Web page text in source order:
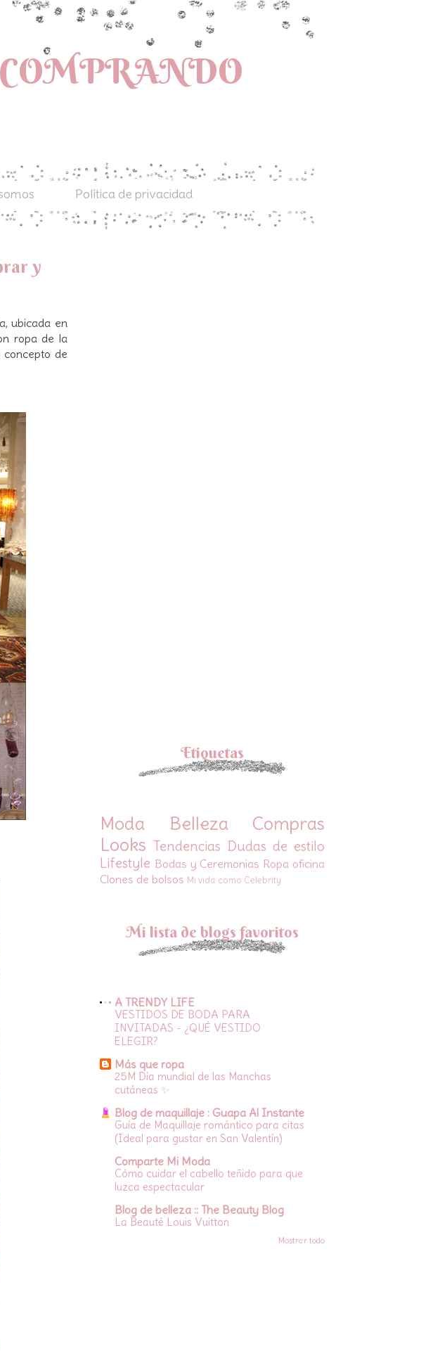
Política de privacidad
y
ubicada en
ropa de la
de
Etiquetas
Moda Belleza
Compras
Looks Tendencias Dudas de estilo
Lifestyle Bodas y Ceremonias Ropa oficina
Clones de bolsos Mi vida como Celebrity
Mi lista de blogs favoritos
A TRENDY LIFE
VESTIDOS DE BODA PARA
INVITADAS - ¿QUÉ VESTIDO
ELEGIR?
Más que ropa
25M Día mundial de las Manchas
cutáneas ✨
Blog de maquillaje : Guapa Al Instante
Guía de Maquillaje romántico para citas
(Ideal para gustar en San Valentín)
Comparte Mi Moda
Cómo cuidar el cabello teñido para que
luzca espectacular
Blog de belleza :: The Beauty Blog
La Beauté Louis Vuitton
Mostrar todo